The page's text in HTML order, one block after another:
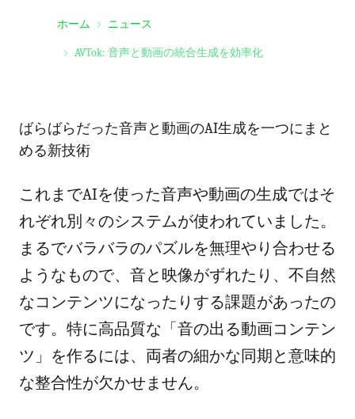
ホーム ニュース
AVTok: 音声と動画の統合生成を効率化
ばらばらだった音声と動画のAI生成を一つにまと
める新技術
これまでAIを使った音声や動画の生成ではそ
れぞれ別々のシステムが使われていました。
まるでバラバラのパズルを無理やり合わせる
ようなもので、音と映像がずれたり、不自然
なコンテンツになったりする課題があったの
です。特に高品質な「音の出る動画コンテン
ツ」を作るには、両者の細かな同期と意味的
な整合性が欠かせません。